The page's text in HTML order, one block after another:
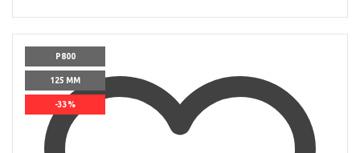
P800
125 ММ
-33%